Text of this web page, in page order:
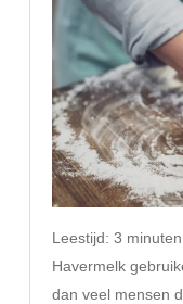
Leestijd: 3 minuten
Havermelk
dan veel mensen